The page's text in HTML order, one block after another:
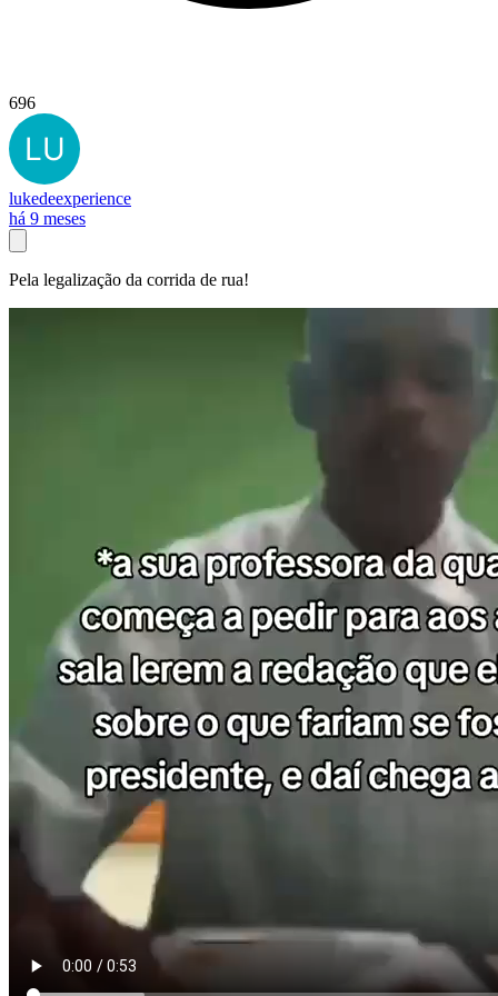
696
lukedeexperience
há 9 meses
Pela legalização da corrida de rua!